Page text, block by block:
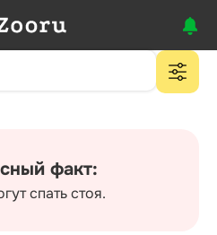
факт:
спать стоя.